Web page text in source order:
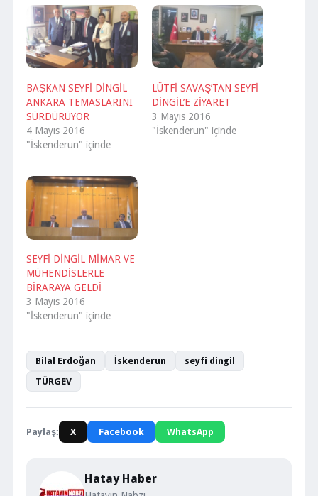
BAŞKAN SEYFİ DİNGİL
ANKARA TEMASLARINI
SÜRDÜRÜYOR
4 Mayıs 2016
"İskenderun" içinde
LÜTFİ SAVAŞ’TAN SEYFİ
DİNGİL’E ZİYARET
3 Mayıs 2016
"İskenderun" içinde
SEYFİ DİNGİL MİMAR VE
MÜHENDİSLERLE
BİRARAYA GELDİ
3 Mayıs 2016
"İskenderun" içinde
Bilal Erdoğan İskenderun
seyfi dingil
TÜRGEV
Paylaş: X Facebook WhatsApp
Hatay Haber